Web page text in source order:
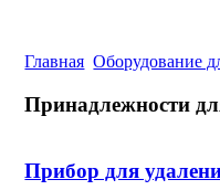
Главная Оборудование
Принадлежности
Прибор для